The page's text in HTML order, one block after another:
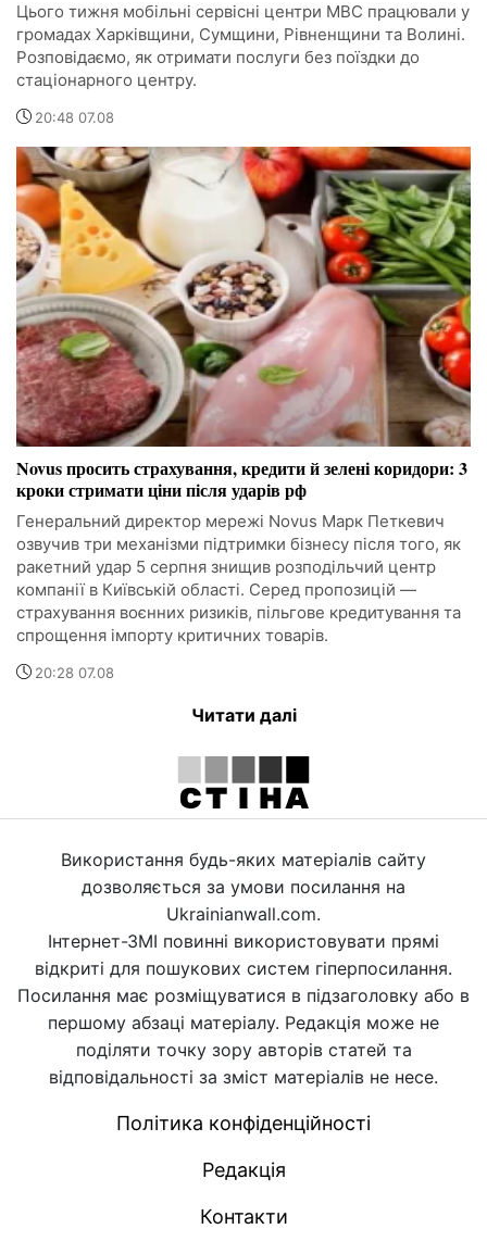
Цього тижня мобільні сервісні центри МВС працювали у
громадах Харківщини, Сумщини, Рівненщини та Волині.
Розповідаємо, як отримати послуги без поїздки до
стаціонарного центру.
20:48 07.08
Novus просить страхування, кредити й зелені коридори: 3
кроки стримати ціни після ударів рф
Генеральний директор мережі Novus Марк Петкевич
озвучив три механізми підтримки бізнесу після того, як
ракетний удар 5 серпня знищив розподільчий центр
компанії в Київській області. Серед пропозицій —
страхування воєнних ризиків, пільгове кредитування та
спрощення імпорту критичних товарів.
20:28 07.08
Читати далі
Використання будь-яких матеріалів сайту
дозволяється за умови посилання на
Ukrainianwall.com.
Інтернет-ЗМІ повинні використовувати прямі
відкриті для пошукових систем гіперпосилання.
Посилання має розміщуватися в підзаголовку або в
першому абзаці матеріалу. Редакція може не
поділяти точку зору авторів статей та
відповідальності за зміст матеріалів не несе.
Політика конфіденційності
Редакція
Контакти